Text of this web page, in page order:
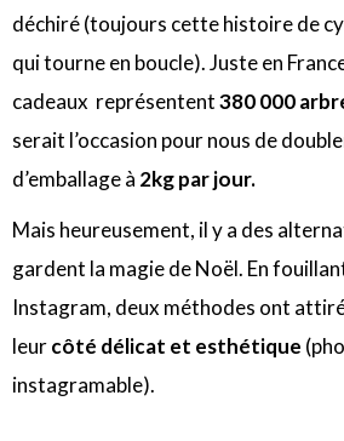
déchiré (toujours cette histoire de
qui tourne en boucle). Juste en
cadeaux représentent380 000
serait l’occasion pour nous de
d’emballage à 2kg par jour.
Mais heureusement, il y a des
gardent la magie de Noël. En
Instagram, deux méthodes ont
leurcôté délicat et esthétique
instagramable).